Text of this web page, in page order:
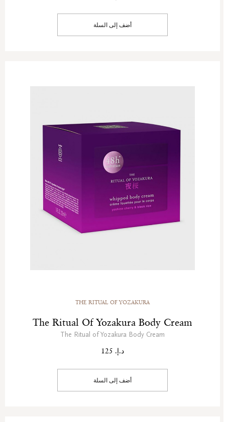
أضف إلى السلة
THE RITUAL OF YOZAKURA
The Ritual Of Yozakura Body Cream
The Ritual of Yozakura Body Cream
د.إ. 125
أضف إلى السلة